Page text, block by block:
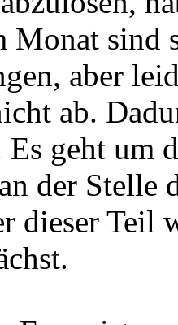
Monat sind
aber
ab.
Es geht um
der Stelle
dieser Teil